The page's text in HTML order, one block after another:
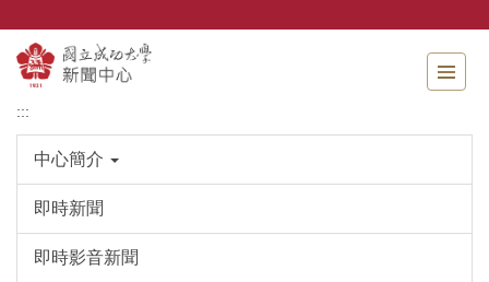
主
要
內
:::
中心簡介
即時新聞
即時影音新聞